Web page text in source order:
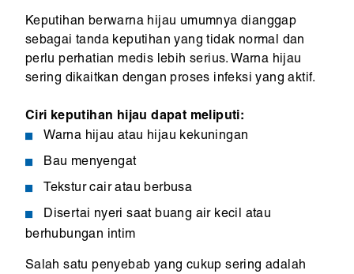
Keputihan berwarna hijau umumnya dianggap
sebagai tanda keputihan yang tidak normal dan
perlu perhatian medis lebih serius. Warna hijau
sering dikaitkan dengan proses infeksi yang aktif.
Ciri keputihan hijau dapat meliputi:
Warna hijau atau hijau kekuningan
Bau menyengat
Tekstur cair atau berbusa
Disertai nyeri saat buang air kecil atau
berhubungan intim
Salah satu penyebab yang cukup sering adalah